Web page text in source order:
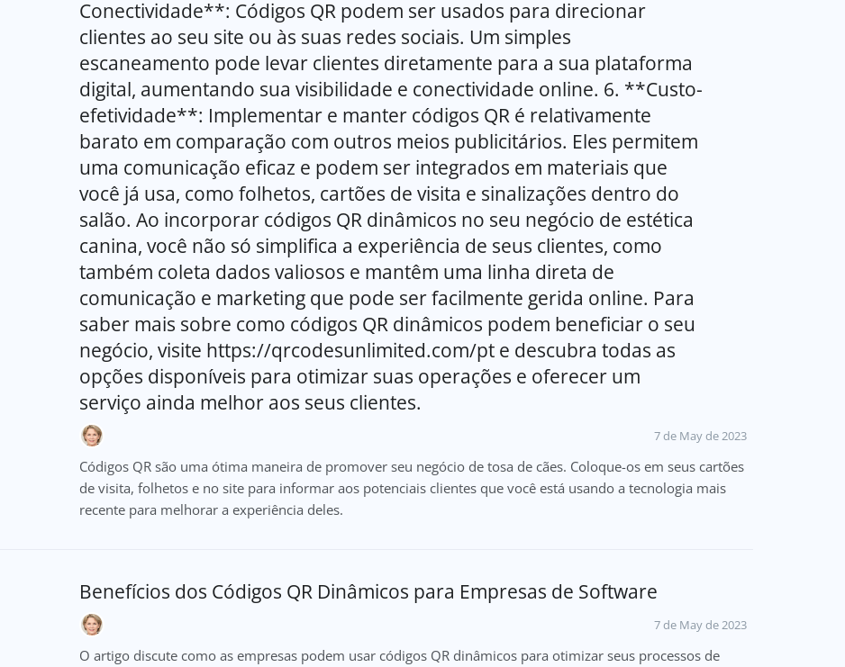
Conectividade**: Códigos QR podem ser usados para direcionar
clientes ao seu site ou às suas redes sociais. Um simples
escaneamento pode levar clientes diretamente para a sua plataforma
digital, aumentando sua visibilidade e conectividade online. 6. **Custo-
efetividade**: Implementar e manter códigos QR é relativamente
barato em comparação com outros meios publicitários. Eles permitem
uma comunicação eficaz e podem ser integrados em materiais que
você já usa, como folhetos, cartões de visita e sinalizações dentro do
salão. Ao incorporar códigos QR dinâmicos no seu negócio de estética
canina, você não só simplifica a experiência de seus clientes, como
também coleta dados valiosos e mantêm uma linha direta de
comunicação e marketing que pode ser facilmente gerida online. Para
saber mais sobre como códigos QR dinâmicos podem beneficiar o seu
negócio, visite https://qrcodesunlimited.com/pt e descubra todas as
opções disponíveis para otimizar suas operações e oferecer um
serviço ainda melhor aos seus clientes.
7 de May de 2023
Códigos QR são uma ótima maneira de promover seu negócio de tosa de cães. Coloque-os em seus cartões
de visita, folhetos e no site para informar aos potenciais clientes que você está usando a tecnologia mais
recente para melhorar a experiência deles.
Benefícios dos Códigos QR Dinâmicos para Empresas de Software
7 de May de 2023
O artigo discute como as empresas podem usar códigos QR dinâmicos para otimizar seus processos de